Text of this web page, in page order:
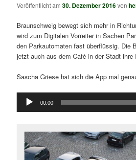
Veröffentlicht am30. Dezember 2016von
Braunschweig bewegt sich mehr in
wird zum Digitalen Vorreiter in Sachen
den Parkautomaten fast überflüssig. Die
jetzt auch aus dem Café in der Stadt ihre
Sascha Griese hat sich die App mal
Audio-
Player
00:00